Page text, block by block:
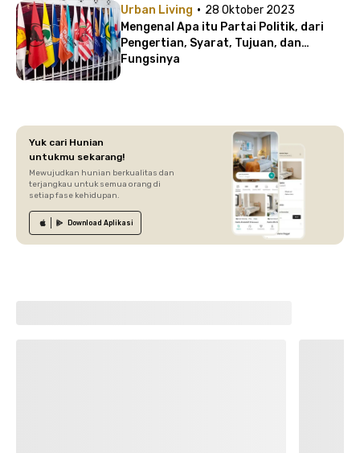
Urban Living · 28 Oktober 2023
Mengenal Apa itu Partai Politik, dari
Pengertian, Syarat, Tujuan, dan
Fungsinya
Yuk cari Hunian
untukmu sekarang!
Mewujudkan hunian berkualitas dan
terjangkau untuk semua orang di
setiap fase kehidupan.
Download Aplikasi